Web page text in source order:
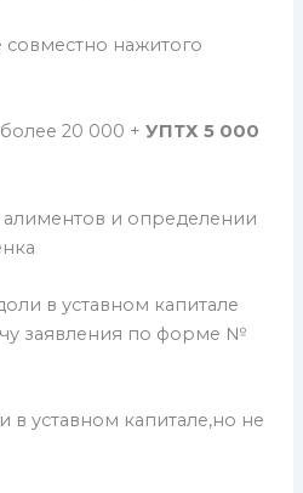
нажитого
20 000 +УПТХ 5 000
и определении
в уставном капитале
заявления по форме №
в уставном капитале,но не